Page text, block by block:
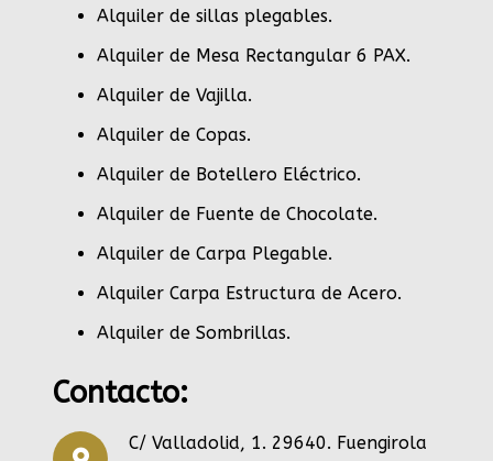
Alquiler de sillas plegables.
Alquiler de Mesa Rectangular 6 PAX.
Alquiler de Vajilla.
Alquiler de Copas.
Alquiler de Botellero Eléctrico.
Alquiler de Fuente de Chocolate.
Alquiler de Carpa Plegable.
Alquiler Carpa Estructura de Acero.
Alquiler de Sombrillas.
Contacto:
C/ Valladolid, 1. 29640. Fuengirola